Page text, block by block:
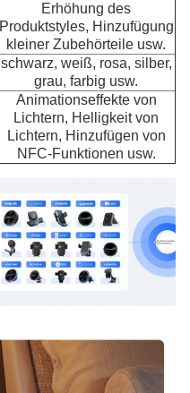
Erhöhung des
Produktstyles, Hinzufügung
kleiner Zubehörteile usw.
schwarz, weiß, rosa, silber,
grau, farbig usw.
Animationseffekte von
Lichtern, Helligkeit von
Lichtern, Hinzufügen von
NFC-Funktionen usw.